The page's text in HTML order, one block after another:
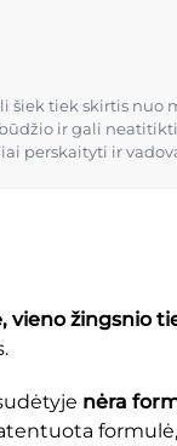
šiek tiek skirtis
ir gali
perskaityti ir
vieno žingsnio
nėra